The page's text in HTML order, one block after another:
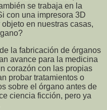
se trabaja en la
con una impresora 3D
en nuestras casas,
la fabricación de órganos
avance para la medicina
corazón con las propias
probar tratamientos o
sobre el órgano antes de
ciencia ficción, pero ya